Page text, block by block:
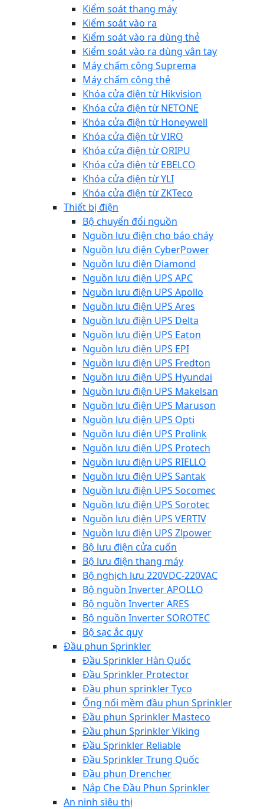
Kiểm soát thang máy
Kiểm soát vào ra
Kiểm soát vào ra dùng thẻ
Kiểm soát vào ra dùng vân tay
Máy chấm công Suprema
Máy chấm công thẻ
Khóa cửa điện từ Hikvision
Khóa cửa điện từ NETONE
Khóa cửa điện từ Honeywell
Khóa cửa điện từ VIRO
Khóa cửa điện từ ORIPU
Khóa cửa điện từ EBELCO
Khóa cửa điện từ YLI
Khóa cửa điện từ ZKTeco
Thiết bị điện
Bộ chuyển đổi nguồn
Nguồn lưu điện cho báo cháy
Nguồn lưu điện CyberPower
Nguồn lưu điện Diamond
Nguồn lưu điện UPS APC
Nguồn lưu điện UPS Apollo
Nguồn lưu điện UPS Ares
Nguồn lưu điện UPS Delta
Nguồn lưu điện UPS Eaton
Nguồn lưu điện UPS EPI
Nguồn lưu điện UPS Fredton
Nguồn lưu điện UPS Hyundai
Nguồn lưu điện UPS Makelsan
Nguồn lưu điện UPS Maruson
Nguồn lưu điện UPS Opti
Nguồn lưu điện UPS Prolink
Nguồn lưu điện UPS Protech
Nguồn lưu điện UPS RIELLO
Nguồn lưu điện UPS Santak
Nguồn lưu điện UPS Socomec
Nguồn lưu điện UPS Sorotec
Nguồn lưu điện UPS VERTIV
Nguồn lưu điện UPS Zlpower
Bộ lưu điện cửa cuốn
Bộ lưu điện thang máy
Bộ nghịch lưu 220VDC-220VAC
Bộ nguồn Inverter APOLLO
Bộ nguồn Inverter ARES
Bộ nguồn Inverter SOROTEC
Bộ sạc ắc quy
Đầu phun Sprinkler
Đầu Sprinkler Hàn Quốc
Đầu Sprinkler Protector
Đầu phun sprinkler Tyco
Ống nối mềm đầu phun Sprinkler
Đầu phun Sprinkler Masteco
Đầu phun Sprinkler Viking
Đầu Sprinkler Reliable
Đầu Sprinkler Trung Quốc
Đầu phun Drencher
Nắp Che Đầu Phun Sprinkler
An ninh siêu thị